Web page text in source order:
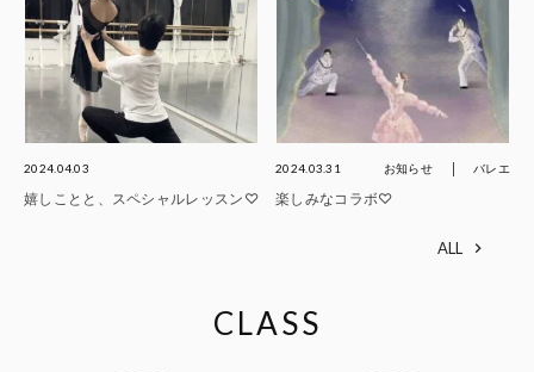
2024.04.03
嬉しことと、スペシャルレッスン♡
2024.03.31 お知らせ バレエ
楽しみなコラボ♡
ALL
CLASS